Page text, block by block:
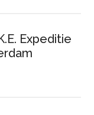
Expeditie